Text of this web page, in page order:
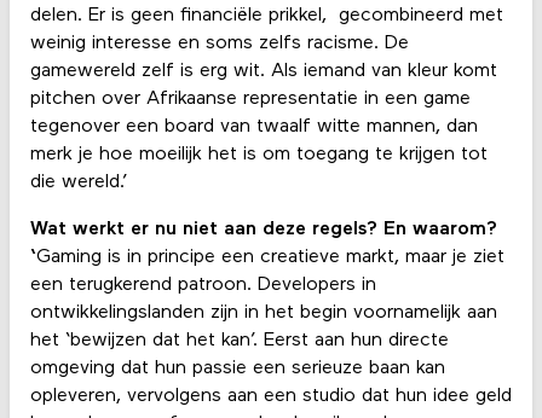
delen. Er is geen financiële prikkel, gecombineerd met
weinig interesse en soms zelfs racisme. De
gamewereld zelf is erg wit. Als iemand van kleur komt
pitchen over Afrikaanse representatie in een game
tegenover een board van twaalf witte mannen, dan
merk je hoe moeilijk het is om toegang te krijgen tot
die wereld.’
Wat werkt er nu niet aan deze regels? En waarom?
‘Gaming is in principe een creatieve markt, maar je ziet
een terugkerend patroon. Developers in
ontwikkelingslanden zijn in het begin voornamelijk aan
het ‘bewijzen dat het kan’. Eerst aan hun directe
omgeving dat hun passie een serieuze baan kan
opleveren, vervolgens aan een studio dat hun idee geld